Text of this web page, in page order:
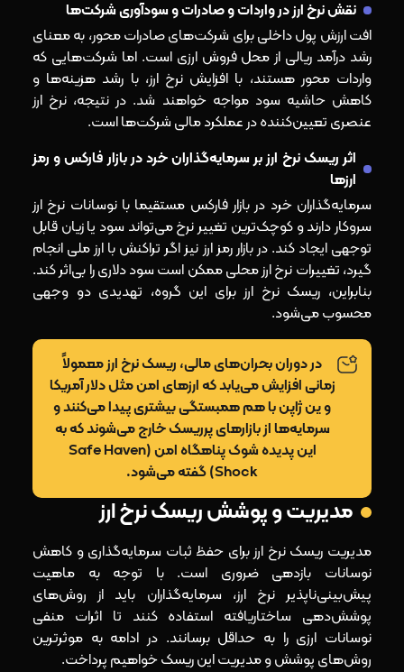
نقش نرخ ارز در واردات و صادرات و سودآوری شرکت‌ها
افت ارزش پول داخلی برای شرکت‌های صادرات‌ محور، به‌ معنای
رشد درآمد ریالی از محل فروش ارزی است. اما شرکت‌هایی که
واردات‌ محور هستند، با افزایش نرخ ارز، با رشد هزینه‌ها و
کاهش حاشیه سود مواجه خواهند شد. در نتیجه، نرخ ارز
عنصری تعیین‌کننده در عملکرد مالی شرکت‌ها است.
اثر ریسک نرخ ارز بر سرمایه‌گذاران خرد در بازار فارکس و رمز
ارزها
سرمایه‌گذاران خرد در بازار فارکس مستقیما با نوسانات نرخ ارز
سروکار دارند و کوچک‌ترین تغییر نرخ می‌تواند سود یا زیان قابل‌
توجهی ایجاد کند. در بازار رمز ارز نیز اگر تراکنش با ارز ملی انجام
گیرد، تغییرات نرخ ارز محلی ممکن است سود دلاری را بی‌اثر کند.
بنابراین، ریسک نرخ ارز برای این گروه، تهدیدی دو وجهی
محسوب می‌شود.
در دوران بحران‌های مالی، ریسک نرخ ارز معمولاً
زمانی افزایش می‌یابد که ارزهای امن مثل دلار آمریکا
و ین ژاپن با هم همبستگی بیشتری پیدا می‌کنند و
سرمایه‌ها از بازارهای پرریسک خارج می‌شوند که به
این پدیده شوک پناهگاه امن (Safe Haven
Shock) گفته می‌شود.
مدیریت و پوشش ریسک نرخ ارز
مدیریت ریسک نرخ ارز برای حفظ ثبات سرمایه‌گذاری و کاهش
نوسانات بازدهی ضروری است. با توجه به ماهیت
پیش‌بینی‌ناپذیر نرخ ارز، سرمایه‌گذاران باید از روش‌های
پوشش‌دهی ساختاریافته استفاده کنند تا اثرات منفی
نوسانات ارزی را به حداقل برسانند. در ادامه به موثرترین
روش‌های پوشش و مدیریت این ریسک خواهیم پرداخت.